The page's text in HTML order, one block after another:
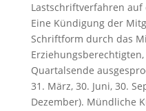
Lastschriftverfahren auf
Eine Kündigung der
Schriftform durch das
Quartalsende
31. März, 30. Juni, 30.
Dezember). Mündliche